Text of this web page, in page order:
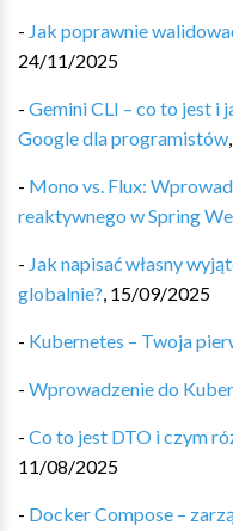
- Jak poprawnie
24/11/2025
- Gemini CLI – co to jest i
Google dla programistów,
- Mono vs. Flux:
reaktywnego w Spring
- Jak napisać własny
globalnie?, 15/09/2025
- Kubernetes – Twoja
- Wprowadzenie do
- Co to jest DTO i czym
11/08/2025
- Docker Compose –